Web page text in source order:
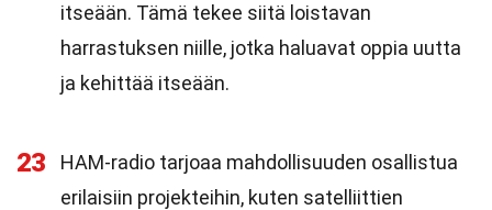
itseään. Tämä tekee siitä loistavan
harrastuksen niille, jotka haluavat oppia uutta
ja kehittää itseään.
23
HAM-radio tarjoaa mahdollisuuden osallistua
erilaisiin projekteihin, kuten satelliittien